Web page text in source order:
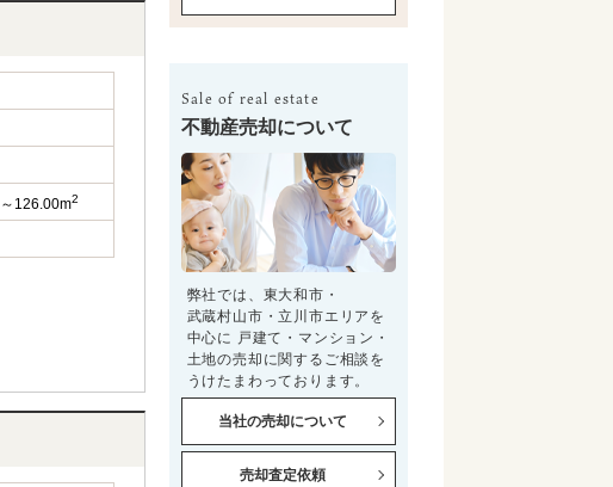
～126.00m2
Sale of real estate
不動産売却について
弊社では、東大和市・
武蔵村山市・立川市エリアを
中心に 戸建て・マンション・
土地の売却に関するご相談を
うけたまわっております。
当社の売却について
売却査定依頼